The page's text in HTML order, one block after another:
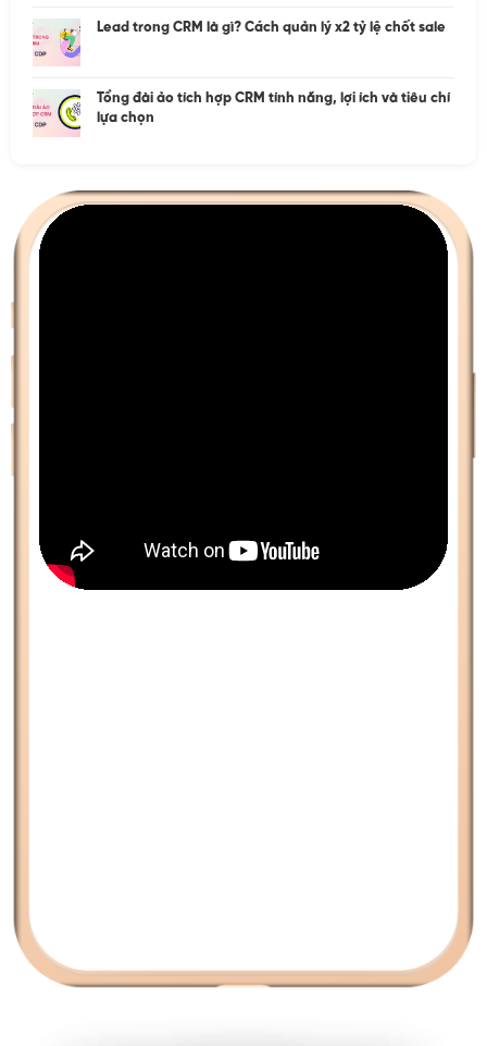
Lead trong CRM là gì? Cách quản lý x2 tỷ lệ chốt sale
Tổng đài ảo tích hợp CRM tính năng, lợi ích và tiêu chí
lựa chọn